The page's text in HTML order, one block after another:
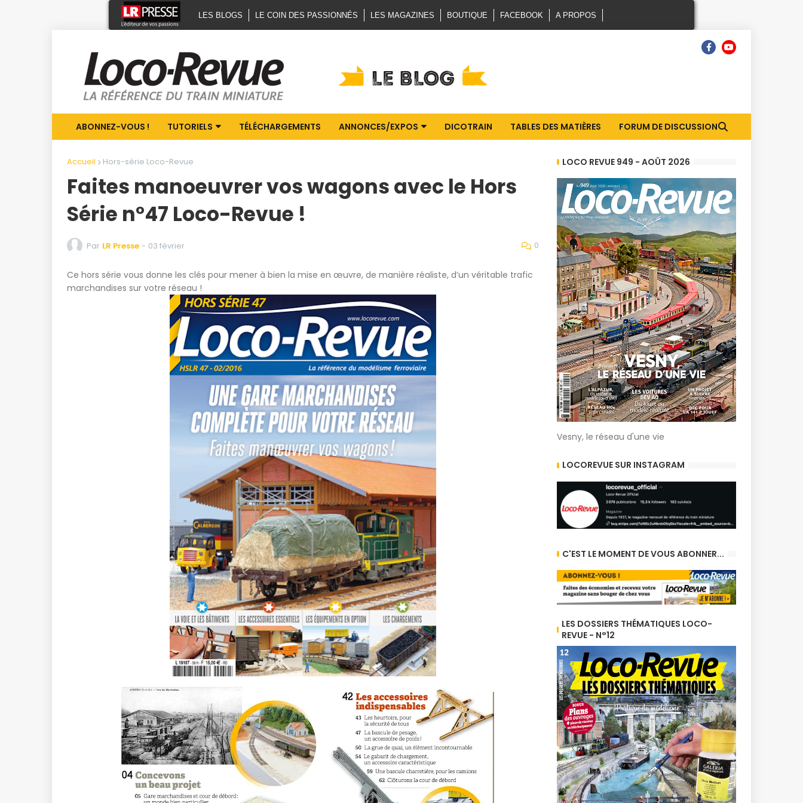
LES BLOGS LE COIN DES PASSIONNÉS LES MAGAZINES BOUTIQUE FACEBOOK A PROPOS
ABONNEZ-VOUS ! TUTORIELS TÉLÉCHARGEMENTS ANNONCES/EXPOS DICOTRAIN TABLES DES MATIÈRES FORUM DE DISCUSSION
Accueil Hors-série Loco-Revue
Faites manoeuvrer vos wagons avec le Hors
Série n°47 Loco-Revue !
Par LR Presse - 03 février 0
Ce hors série vous donne les clés pour mener à bien la mise en œuvre, de manière réaliste, d’un véritable trafic
marchandises sur votre réseau !
LOCO REVUE 949 - AOÛT 2026
Vesny, le réseau d'une vie
LOCOREVUE SUR INSTAGRAM
C'EST LE MOMENT DE VOUS ABONNER...
LES DOSSIERS THÉMATIQUES LOCO-
REVUE - N°12